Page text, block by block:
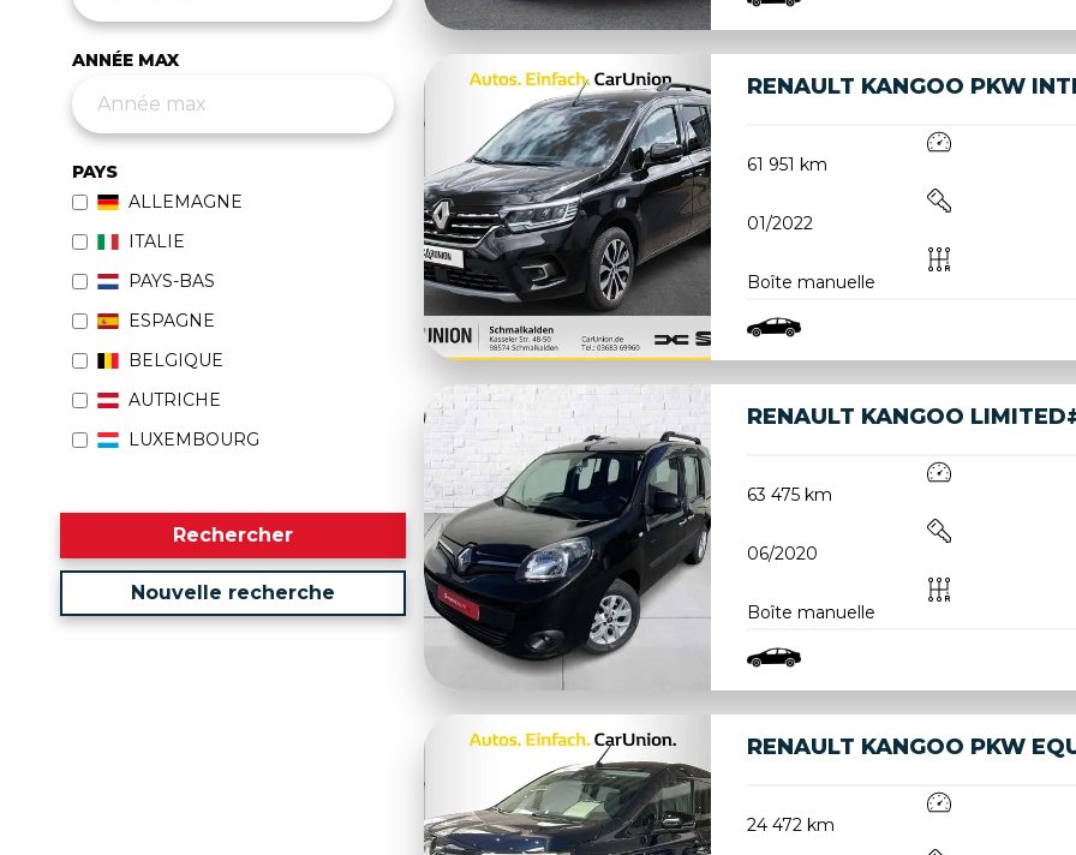
ANNÉE MAX
PAYS
ALLEMAGNE
ITALIE
PAYS-BAS
ESPAGNE
BELGIQUE
AUTRICHE
LUXEMBOURG
Rechercher
Nouvelle recherche
RENAULT KANGOO PKW
61 951 km
01/2022
Boîte manuelle
RENAULT KANGOO
63 475 km
06/2020
Boîte manuelle
RENAULT KANGOO PKW
24 472 km